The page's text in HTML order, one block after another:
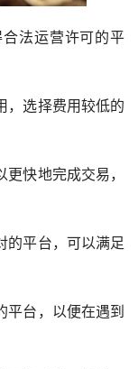
法运营许可的平
，选择费用较低的
快地完成交易，
的平台，可以满足
平台，以便在遇到